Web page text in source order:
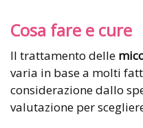
Cosa fare e cure
Il trattamento delle
varia in base a molti
considerazione dallo
valutazione per